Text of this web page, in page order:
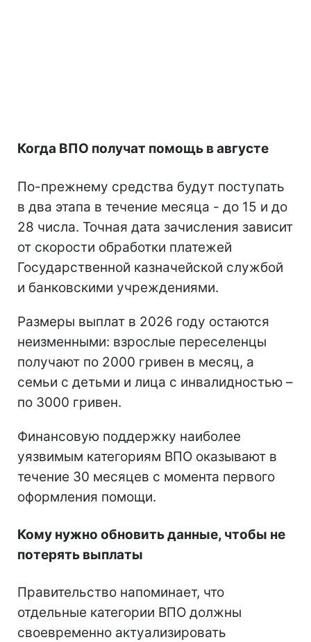
Когда ВПО получат помощь в августе
По-прежнему средства будут поступать
в два этапа в течение месяца - до 15 и до
28 числа. Точная дата зачисления зависит
от скорости обработки платежей
Государственной казначейской службой
и банковскими учреждениями.
Размеры выплат в 2026 году остаются
неизменными: взрослые переселенцы
получают по 2000 гривен в месяц, а
семьи с детьми и лица с инвалидностью –
по 3000 гривен.
Финансовую поддержку наиболее
уязвимым категориям ВПО оказывают в
течение 30 месяцев с момента первого
оформления помощи.
Кому нужно обновить данные, чтобы не
потерять выплаты
Правительство напоминает, что
отдельные категории ВПО должны
своевременно актуализировать